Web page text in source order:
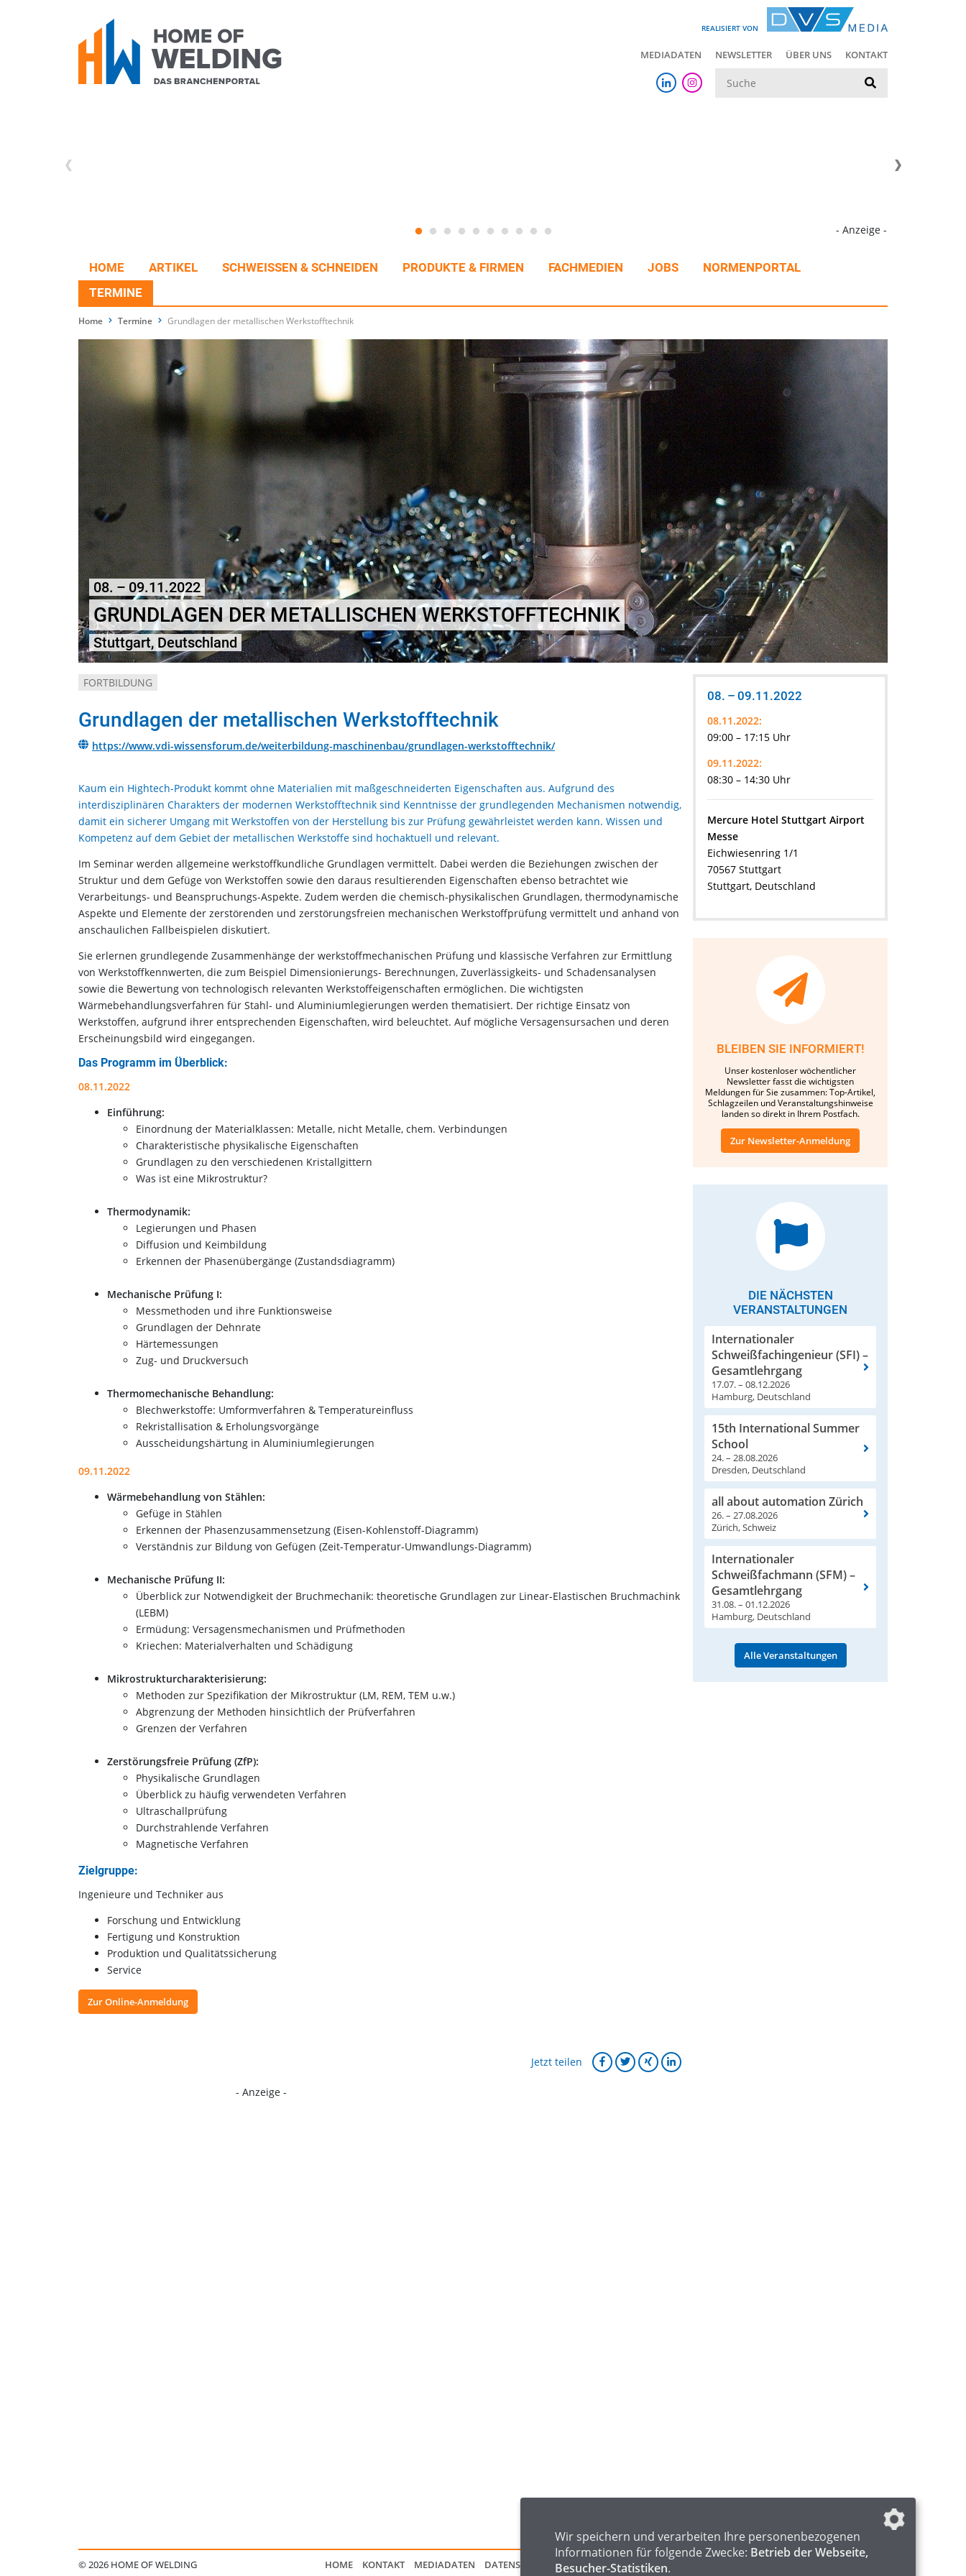
REALISIERT VON
MEDIADATEN NEWSLETTER ÜBER UNS KONTAKT
- Anzeige -
HOME ARTIKEL SCHWEISSEN & SCHNEIDEN PRODUKTE & FIRMEN FACHMEDIEN JOBS
NORMENPORTAL
TERMINE
Home Termine Grundlagen der metallischen Werkstofftechnik
08. – 09.11.2022
GRUNDLAGEN DER METALLISCHEN WERKSTOFFTECHNIK
Stuttgart, Deutschland
FORTBILDUNG
Grundlagen der metallischen Werkstofftechnik
https://www.vdi-wissensforum.de/weiterbildung-maschinenbau/grundlagen-werkstofftechnik/
Kaum ein Hightech-Produkt kommt ohne Materialien mit maßgeschneiderten Eigenschaften aus. Aufgrund des
interdisziplinären Charakters der modernen Werkstofftechnik sind Kenntnisse der grundlegenden Mechanismen notwendig,
damit ein sicherer Umgang mit Werkstoffen von der Herstellung bis zur Prüfung gewährleistet werden kann. Wissen und
Kompetenz auf dem Gebiet der metallischen Werkstoffe sind hochaktuell und relevant.
Im Seminar werden allgemeine werkstoffkundliche Grundlagen vermittelt. Dabei werden die Beziehungen zwischen der
Struktur und dem Gefüge von Werkstoffen sowie den daraus resultierenden Eigenschaften ebenso betrachtet wie
Verarbeitungs- und Beanspruchungs-Aspekte. Zudem werden die chemisch-physikalischen Grundlagen, thermodynamische
Aspekte und Elemente der zerstörenden und zerstörungsfreien mechanischen Werkstoffprüfung vermittelt und anhand von
anschaulichen Fallbeispielen diskutiert.
Sie erlernen grundlegende Zusammenhänge der werkstoffmechanischen Prüfung und klassische Verfahren zur Ermittlung
von Werkstoffkennwerten, die zum Beispiel Dimensionierungs- Berechnungen, Zuverlässigkeits- und Schadensanalysen
sowie die Bewertung von technologisch relevanten Werkstoffeigenschaften ermöglichen. Die wichtigsten
Wärmebehandlungsverfahren für Stahl- und Aluminiumlegierungen werden thematisiert. Der richtige Einsatz von
Werkstoffen, aufgrund ihrer entsprechenden Eigenschaften, wird beleuchtet. Auf mögliche Versagensursachen und deren
Erscheinungsbild wird eingegangen.
Das Programm im Überblick:
08.11.2022
Einführung:
Einordnung der Materialklassen: Metalle, nicht Metalle, chem. Verbindungen
Charakteristische physikalische Eigenschaften
Grundlagen zu den verschiedenen Kristallgittern
Was ist eine Mikrostruktur?
Thermodynamik:
Legierungen und Phasen
Diffusion und Keimbildung
Erkennen der Phasenübergänge (Zustandsdiagramm)
Mechanische Prüfung I:
Messmethoden und ihre Funktionsweise
Grundlagen der Dehnrate
Härtemessungen
Zug- und Druckversuch
Thermomechanische Behandlung:
Blechwerkstoffe: Umformverfahren & Temperatureinfluss
Rekristallisation & Erholungsvorgänge
Ausscheidungshärtung in Aluminiumlegierungen
09.11.2022
Wärmebehandlung von Stählen:
Gefüge in Stählen
Erkennen der Phasenzusammensetzung (Eisen-Kohlenstoff-Diagramm)
Verständnis zur Bildung von Gefügen (Zeit-Temperatur-Umwandlungs-Diagramm)
Mechanische Prüfung II:
Überblick zur Notwendigkeit der Bruchmechanik: theoretische Grundlagen zur Linear-Elastischen Bruchmachink
(LEBM)
Ermüdung: Versagensmechanismen und Prüfmethoden
Kriechen: Materialverhalten und Schädigung
Mikrostrukturcharakterisierung:
Methoden zur Spezifikation der Mikrostruktur (LM, REM, TEM u.w.)
Abgrenzung der Methoden hinsichtlich der Prüfverfahren
Grenzen der Verfahren
Zerstörungsfreie Prüfung (ZfP):
Physikalische Grundlagen
Überblick zu häufig verwendeten Verfahren
Ultraschallprüfung
Durchstrahlende Verfahren
Magnetische Verfahren
Zielgruppe:
Ingenieure und Techniker aus
Forschung und Entwicklung
Fertigung und Konstruktion
Produktion und Qualitätssicherung
Service
Zur Online-Anmeldung
Jetzt teilen
08. – 09.11.2022
08.11.2022:
09:00 – 17:15 Uhr
09.11.2022:
08:30 – 14:30 Uhr
Mercure Hotel Stuttgart Airport
Messe
Eichwiesenring 1/1
70567 Stuttgart
Stuttgart, Deutschland
BLEIBEN SIE INFORMIERT!
Unser kostenloser wöchentlicher
Newsletter fasst die wichtigsten
Meldungen für Sie zusammen: Top-Artikel,
Schlagzeilen und Veranstaltungshinweise
landen so direkt in Ihrem Postfach.
Zur Newsletter-Anmeldung
DIE NÄCHSTEN
VERANSTALTUNGEN
Internationaler
Schweißfachingenieur (SFI) –
Gesamtlehrgang
17.07. – 08.12.2026
Hamburg, Deutschland
15th International Summer
School
24. – 28.08.2026
Dresden, Deutschland
all about automation Zürich
26. – 27.08.2026
Zürich, Schweiz
Internationaler
Schweißfachmann (SFM) –
Gesamtlehrgang
31.08. – 01.12.2026
Hamburg, Deutschland
Alle Veranstaltungen
- Anzeige -
© 2026 HOME OF WELDING HOME KONTAKT MEDIADATEN DATENSCHUTZ IMPRESSUM FAQ
Wir speichern und verarbeiten Ihre personenbezogenen
Informationen für folgende Zwecke: Betrieb der Webseite,
Besucher-Statistiken.